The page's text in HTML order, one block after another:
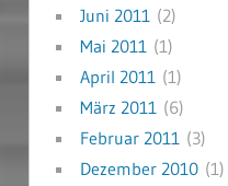
Juni 2011 (2)
Mai 2011 (1)
April 2011 (1)
März 2011 (6)
Februar 2011 (3)
Dezember 2010(1)